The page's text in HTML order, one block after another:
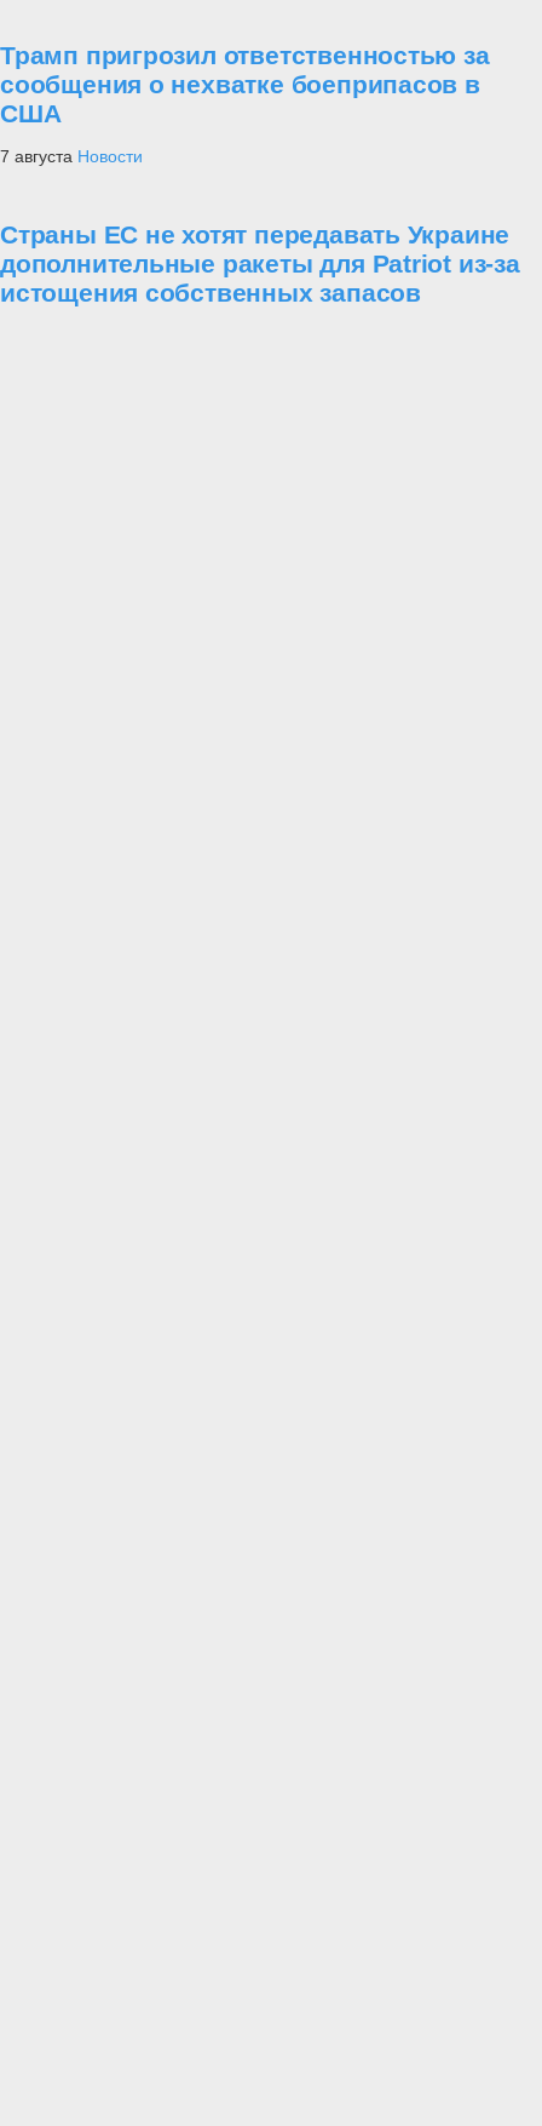
Трамп пригрозил ответственностью за
сообщения о нехватке боеприпасов в
США
7 августа Новости
Страны ЕС не хотят передавать Украине
дополнительные ракеты для Patriot из-за
истощения собственных запасов